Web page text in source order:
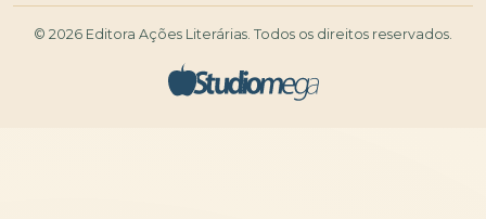
© 2026 Editora Ações Literárias. Todos os direitos reservados.